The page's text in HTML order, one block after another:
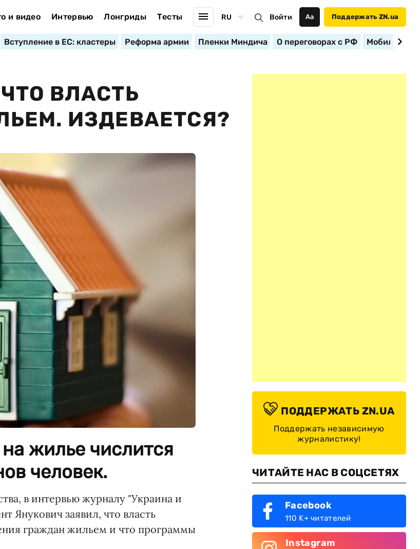
и видео Интервью Лонгриды Тесты RU Войти Аа Поддержать ZN.ua
Вступление в ЕС: кластеры Реформа армии Пленки Миндича О переговорах с РФ
ВЛАСТЬ
ИЗДЕВАЕТСЯ?
жилье числится
человек.
в интервью журналу "Украина и
Янукович заявил, что власть
граждан жильем и что программы
ПОДДЕРЖАТЬ ZN.UA
Поддержать независимую
журналистику!
ЧИТАЙТЕ НАС В СОЦСЕТЯХ
Facebook
110 K+ читателей
Instagram